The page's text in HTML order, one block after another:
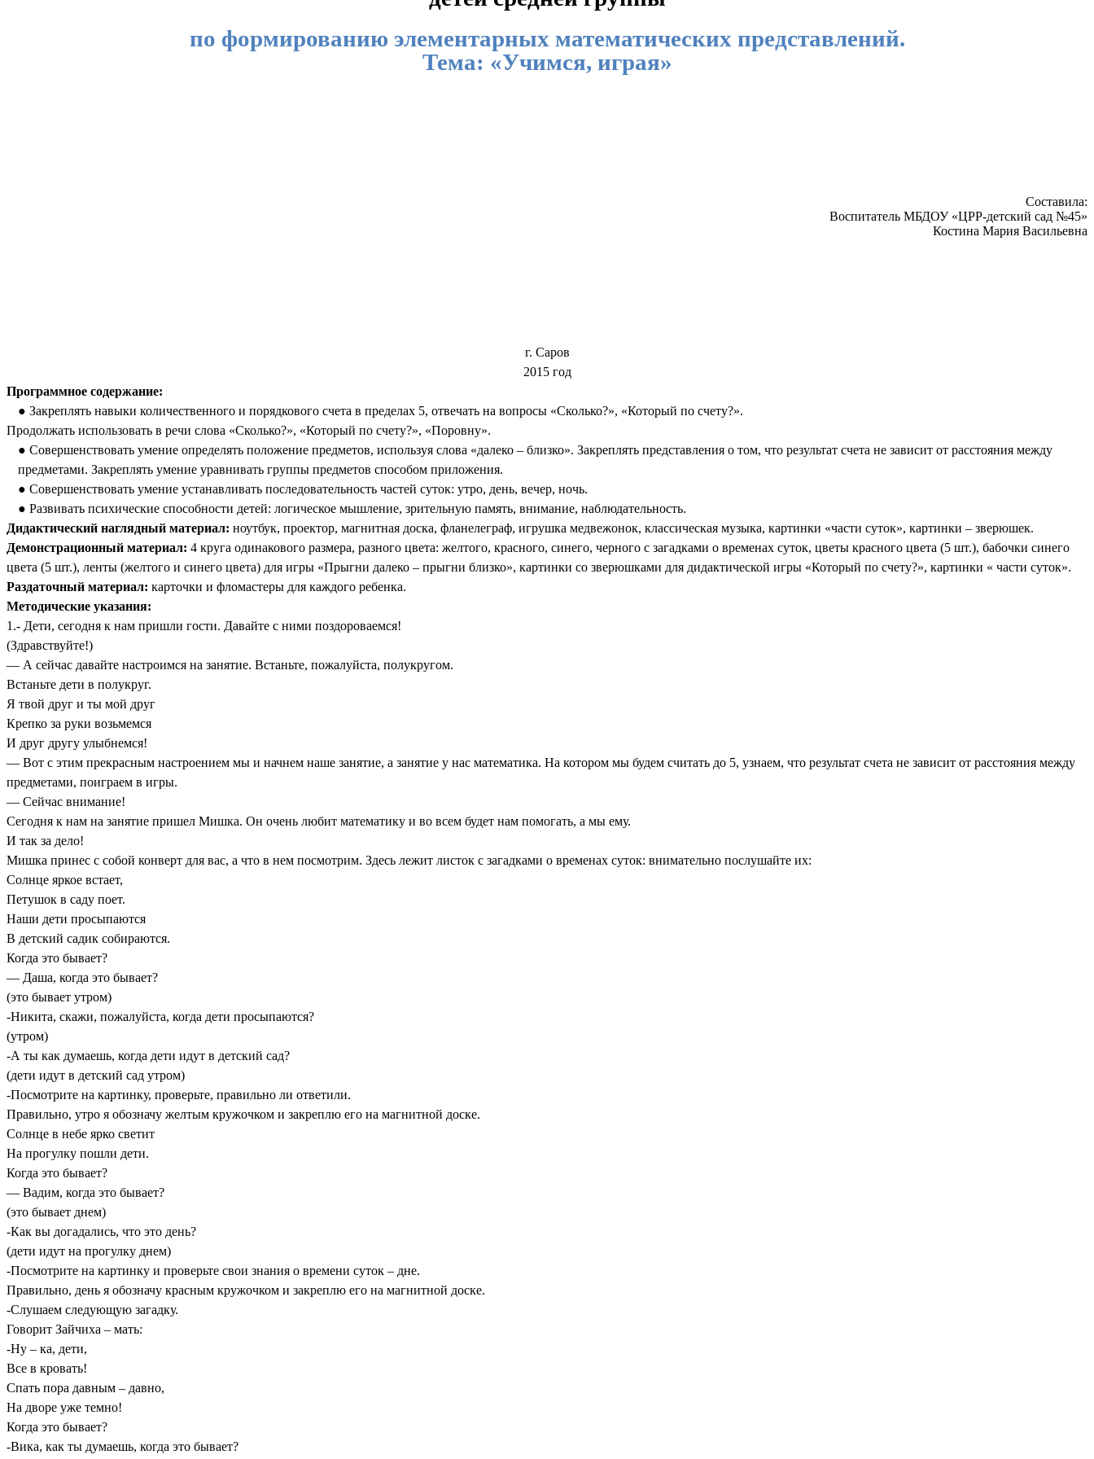
по формированию элементарных математических представлений.
Тема: «Учимся, играя»
Составила:
Воспитатель МБДОУ «ЦРР-детский сад №45»
Костина Мария Васильевна
г. Саров
2015 год
Программное содержание:
Закреплять навыки количественного и порядкового счета в пределах 5, отвечать на вопросы «Сколько?», «Который по счету?».
Продолжать использовать в речи слова «Сколько?», «Который по счету?», «Поровну».
Совершенствовать умение определять положение предметов, используя слова «далеко – близко». Закреплять представления о том, что результат счета не зависит от расстояния между
предметами. Закреплять умение уравнивать группы предметов способом приложения.
Совершенствовать умение устанавливать последовательность частей суток: утро, день, вечер, ночь.
Развивать психические способности детей: логическое мышление, зрительную память, внимание, наблюдательность.
Дидактический наглядный материал: ноутбук, проектор, магнитная доска, фланелеграф, игрушка медвежонок, классическая музыка, картинки «части суток», картинки – зверюшек.
Демонстрационный материал: 4 круга одинакового размера, разного цвета: желтого, красного, синего, черного с загадками о временах суток, цветы красного цвета (5 шт.), бабочки синего
цвета (5 шт.), ленты (желтого и синего цвета) для игры «Прыгни далеко – прыгни близко», картинки со зверюшками для дидактической игры «Который по счету?», картинки « части суток».
Раздаточный материал: карточки и фломастеры для каждого ребенка.
Методические указания:
1.- Дети, сегодня к нам пришли гости. Давайте с ними поздороваемся!
(Здравствуйте!)
— А сейчас давайте настроимся на занятие. Встаньте, пожалуйста, полукругом.
Встаньте дети в полукруг.
Я твой друг и ты мой друг
Крепко за руки возьмемся
И друг другу улыбнемся!
— Вот с этим прекрасным настроением мы и начнем наше занятие, а занятие у нас математика. На котором мы будем считать до 5, узнаем, что результат счета не зависит от расстояния между
предметами, поиграем в игры.
— Сейчас внимание!
Сегодня к нам на занятие пришел Мишка. Он очень любит математику и во всем будет нам помогать, а мы ему.
И так за дело!
Мишка принес с собой конверт для вас, а что в нем посмотрим. Здесь лежит листок с загадками о временах суток: внимательно послушайте их:
Солнце яркое встает,
Петушок в саду поет.
Наши дети просыпаются
В детский садик собираются.
Когда это бывает?
— Даша, когда это бывает?
(это бывает утром)
-Никита, скажи, пожалуйста, когда дети просыпаются?
(утром)
-А ты как думаешь, когда дети идут в детский сад?
(дети идут в детский сад утром)
-Посмотрите на картинку, проверьте, правильно ли ответили.
Правильно, утро я обозначу желтым кружочком и закреплю его на магнитной доске.
Солнце в небе ярко светит
На прогулку пошли дети.
Когда это бывает?
— Вадим, когда это бывает?
(это бывает днем)
-Как вы догадались, что это день?
(дети идут на прогулку днем)
-Посмотрите на картинку и проверьте свои знания о времени суток – дне.
Правильно, день я обозначу красным кружочком и закреплю его на магнитной доске.
-Слушаем следующую загадку.
Говорит Зайчиха – мать:
-Ну – ка, дети,
Все в кровать!
Спать пора давным – давно,
На дворе уже темно!
Когда это бывает?
-Вика, как ты думаешь, когда это бывает?